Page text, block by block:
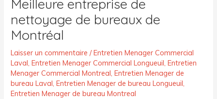
Meilleure entreprise de
nettoyage de bureaux de
Montréal
Laisser un commentaire /Entretien Menager Commercial
Laval ,Entretien Menager Commercial Longueuil ,Entretien
Menager Commercial Montreal ,Entretien Menager de
bureau Laval ,Entretien Menager de bureau Longueuil
Entretien Menager de bureau Montreal